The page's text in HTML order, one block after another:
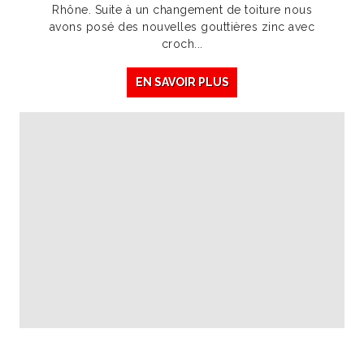
Rhône. Suite à un changement de toiture nous
avons posé des nouvelles gouttières zinc avec
croch...
EN SAVOIR PLUS